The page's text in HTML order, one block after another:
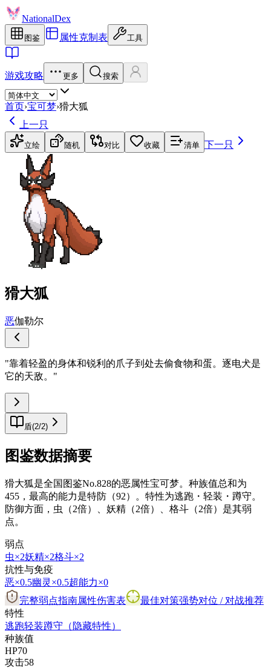
NationalDex
图鉴 属性克制表 工具
游戏攻略 更多 搜索
首页›宝可梦›猾大狐
上一只
立绘 随机 对比 收藏 清单 下一只
猾大狐
恶伽勒尔
"靠着轻盈的身体和锐利的爪子到处去偷食物和蛋。逐电犬是
它的天敌。 "
盾(2/2)
图鉴数据摘要
猾大狐是全国图鉴No.828的恶属性宝可梦。种族值总和为
455，最高的能力是特防（92）。特性为逃跑・轻装・蹲守。
防御方面，虫（2倍）、妖精（2倍）、格斗（2倍）是其弱
点。
弱点
虫×2妖精×2格斗×2
抗性与免疫
恶×0.5幽灵 ×0.5超能力×0
完整弱点指南属性伤害表 最佳对策强势对位 / 对战推荐
特性
逃跑轻装蹲守 （隐藏特性）
种族值
HP70
攻击58